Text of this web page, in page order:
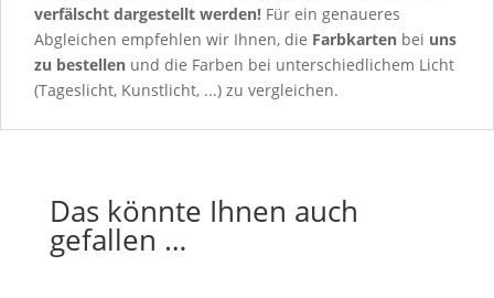
verfälscht dargestellt werden! Für ein genaueres
Abgleichen empfehlen wir Ihnen, die Farbkarten bei uns
zu bestellen und die Farben bei unterschiedlichem Licht
(Tageslicht, Kunstlicht, ...) zu vergleichen.
Das könnte Ihnen auch
gefallen …